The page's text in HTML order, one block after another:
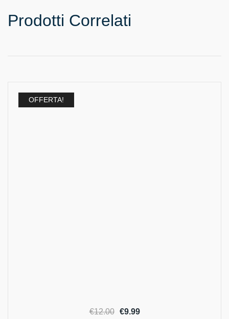
Prodotti Correlati
OFFERTA!
€12.00 Il
€9.99Il